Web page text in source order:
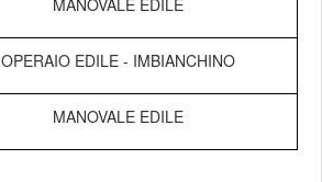
MANOVALE EDILE
OPERAIO EDILE - IMBIANCHINO
MANOVALE EDILE